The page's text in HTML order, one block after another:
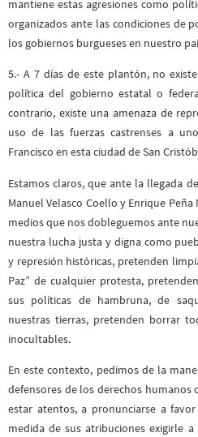
mantiene estas agresiones como
organizados ante las condiciones de
los gobiernos burgueses en nuestro
5.- A 7 días de este plantón, no
política del gobierno estatal o
contrario, existe una amenaza de
uso de las fuerzas castrenses a
Francisco en esta ciudad de San
Estamos claros, que ante la llegada
Manuel Velasco Coello y Enrique
medios que nos dobleguemos ante
nuestra lucha justa y digna como
y represión históricas, pretenden
Paz” de cualquier protesta,
sus políticas de hambruna, de
nuestras tierras, pretenden borrar
inocultables.
En este contexto, pedimos de la
defensores de los derechos humanos
estar atentos, a pronunciarse a
medida de sus atribuciones exigirle